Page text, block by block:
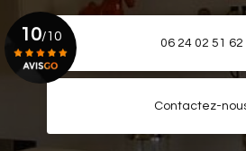
06 24 02 51 62
Contactez-
10/10